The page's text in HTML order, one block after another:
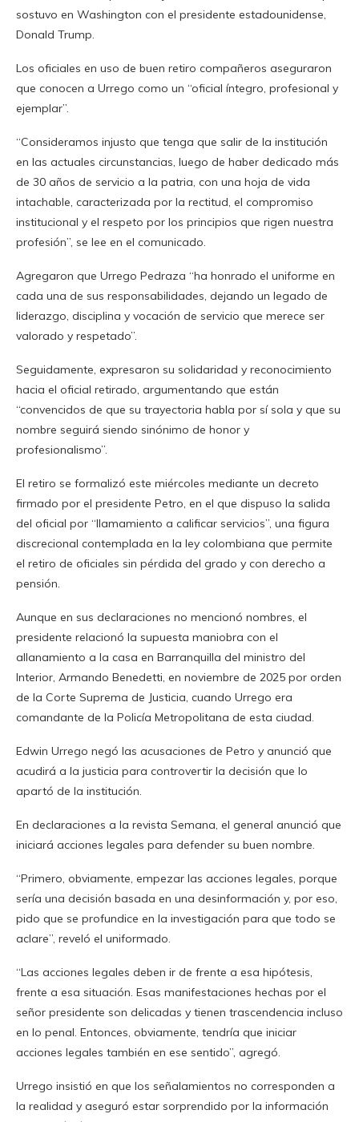
sostuvo en Washington con el presidente estadounidense,
Donald Trump.
Los oficiales en uso de buen retiro compañeros aseguraron
que conocen a Urrego como un “oficial íntegro, profesional y
ejemplar”.
“Consideramos injusto que tenga que salir de la institución
en las actuales circunstancias, luego de haber dedicado más
de 30 años de servicio a la patria, con una hoja de vida
intachable, caracterizada por la rectitud, el compromiso
institucional y el respeto por los principios que rigen nuestra
profesión”, se lee en el comunicado.
Agregaron que Urrego Pedraza “ha honrado el uniforme en
cada una de sus responsabilidades, dejando un legado de
liderazgo, disciplina y vocación de servicio que merece ser
valorado y respetado”.
Seguidamente, expresaron su solidaridad y reconocimiento
hacia el oficial retirado, argumentando que están
“convencidos de que su trayectoria habla por sí sola y que su
nombre seguirá siendo sinónimo de honor y
profesionalismo”.
El retiro se formalizó este miércoles mediante un decreto
firmado por el presidente Petro, en el que dispuso la salida
del oficial por “llamamiento a calificar servicios”, una figura
discrecional contemplada en la ley colombiana que permite
el retiro de oficiales sin pérdida del grado y con derecho a
pensión.
Aunque en sus declaraciones no mencionó nombres, el
presidente relacionó la supuesta maniobra con el
allanamiento a la casa en Barranquilla del ministro del
Interior, Armando Benedetti, en noviembre de 2025 por orden
de la Corte Suprema de Justicia, cuando Urrego era
comandante de la Policía Metropolitana de esta ciudad.
Edwin Urrego negó las acusaciones de Petro y anunció que
acudirá a la justicia para controvertir la decisión que lo
apartó de la institución.
En declaraciones a la revista Semana, el general anunció que
iniciará acciones legales para defender su buen nombre.
“Primero, obviamente, empezar las acciones legales, porque
sería una decisión basada en una desinformación y, por eso,
pido que se profundice en la investigación para que todo se
aclare”, reveló el uniformado.
“Las acciones legales deben ir de frente a esa hipótesis,
frente a esa situación. Esas manifestaciones hechas por el
señor presidente son delicadas y tienen trascendencia incluso
en lo penal. Entonces, obviamente, tendría que iniciar
acciones legales también en ese sentido”, agregó.
Urrego insistió en que los señalamientos no corresponden a
la realidad y aseguró estar sorprendido por la información